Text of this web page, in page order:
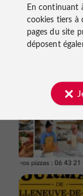
En continuant
cookies tiers à
pages du site
déposent